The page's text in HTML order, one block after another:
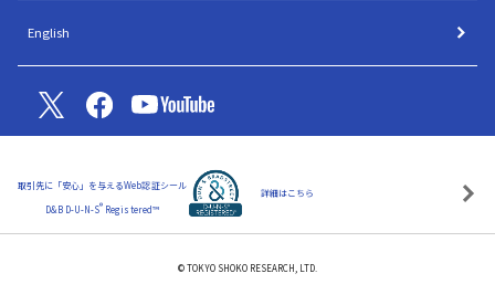
English
© TOKYO SHOKO RESEARCH, LTD.
取引先に「安心」を与えるWeb認証シール
D&B D-U-N-S® Registered™
詳細はこちら